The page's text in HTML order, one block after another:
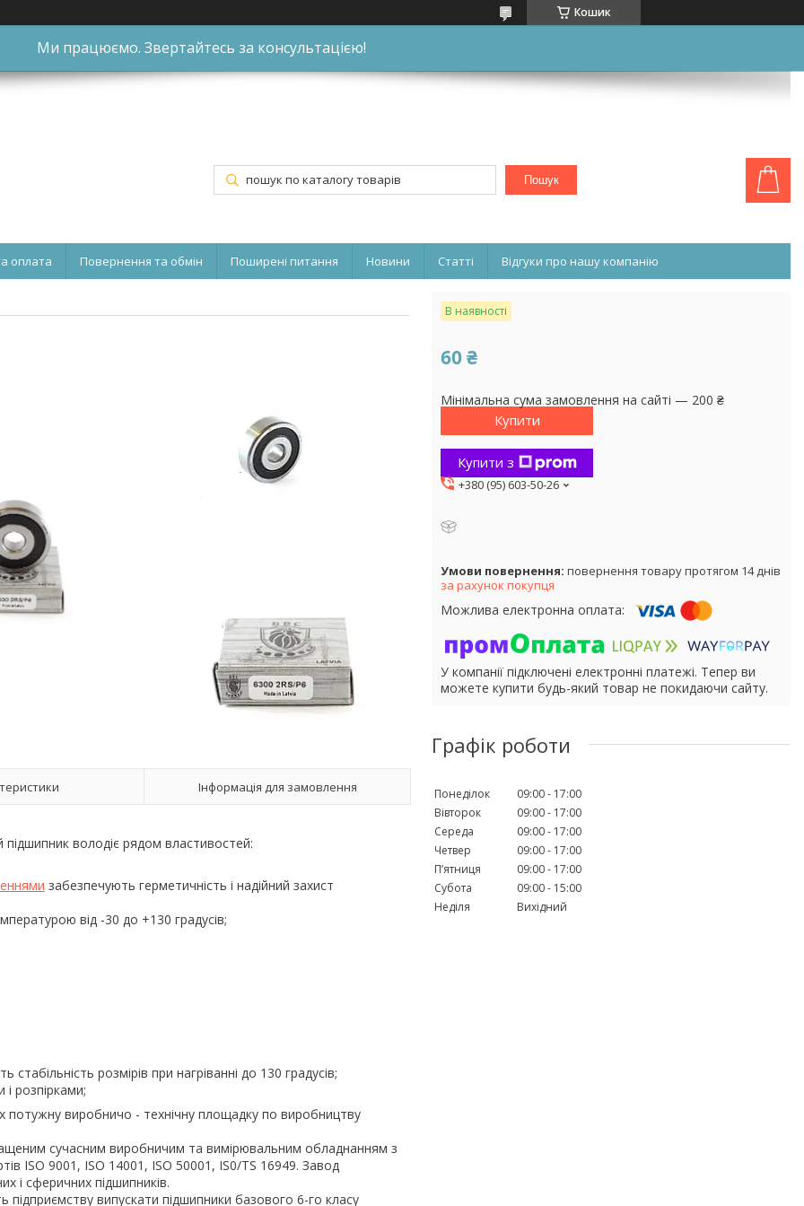
Кошик
Ми працюємо. Звертайтесь за консультацією!
Пошук
оплата Повернення та обмін Поширені питання Новини Статті Відгуки про нашу компанію
Інформація для замовлення
підшипник володіє рядом властивостей:
забезпечують герметичність і надійний захист
від -30 до +130 градусів;
розмірів при нагріванні до 130 градусів;
розпірками;
потужну виробничо - технічну площадку по виробництву
сучасним виробничим та вимірювальним обладнанням з
ISO 9001, ISO 14001, ISO 50001, IS0/TS 16949. Завод
і сферичних підшипників.
випускати підшипники базового 6-го класу
В наявності
60 ₴
Мінімальна сума замовлення на сайті — 200 ₴
Купити
Купити з
+380 (95) 603-50-26
повернення товару протягом 14 днів
за рахунок покупця
У компанії підключені електронні платежі. Тепер ви
можете купити будь-який товар не покидаючи сайту.
Графік роботи
Понеділок 09:00
17:00
Вівторок
09:00
17:00
Середа
09:00
17:00
Четвер
09:00
17:00
Пʼятниця
09:00
17:00
Субота
09:00
15:00
Неділя
Вихідний